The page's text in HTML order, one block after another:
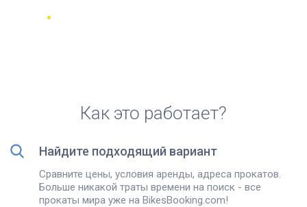
Как это работает?
Найдите подходящий вариант
Сравните цены, условия аренды, адреса прокатов.
Больше никакой траты времени на поиск - все
прокаты мира уже на BikesBooking.com!